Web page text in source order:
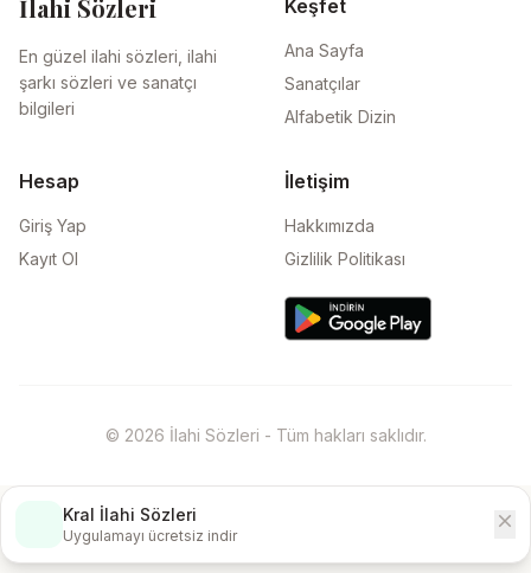
İlahi Sözleri
En güzel ilahi sözleri, ilahi
şarkı sözleri ve sanatçı
bilgileri
Keşfet
Ana Sayfa
Sanatçılar
Alfabetik Dizin
Hesap
Giriş Yap
Kayıt Ol
İletişim
Hakkımızda
Gizlilik Politikası
© 2026 İlahi Sözleri - Tüm hakları saklıdır.
Kral İlahi Sözleri
Uygulamayı ücretsiz indir
close